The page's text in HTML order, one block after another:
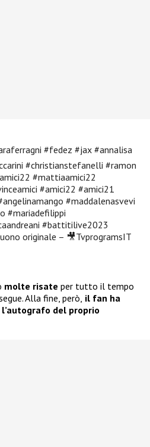
#fedez #jax #annalisa
#christianstefanelli #ramon
#mattiaamici22
#amici22 #amici21
#maddalenasvevi
#mariadefilippi
#battitilive2023
originale – 🎥TvprogramsIT
molte risate per tutto il tempo
Alla fine, però, il fan ha
del proprio